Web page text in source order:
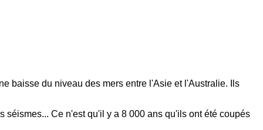
baisse du niveau des mers entre l'Asie et l'Australie. Ils
Ce n'est qu'il y a 8 000 ans qu'ils ont été coupés